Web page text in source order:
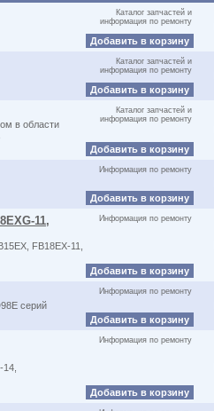
Каталог запчастей и
информация по ремонту
Добавить в корзину
Каталог запчастей и
информация по ремонту
Добавить в корзину
в области
Каталог запчастей и
информация по ремонту
Добавить в корзину
Информация по ремонту
Добавить в корзину
11,
FB18EX-11,
Информация по ремонту
Добавить в корзину
серий
Информация по ремонту
Добавить в корзину
Информация по ремонту
Добавить в корзину